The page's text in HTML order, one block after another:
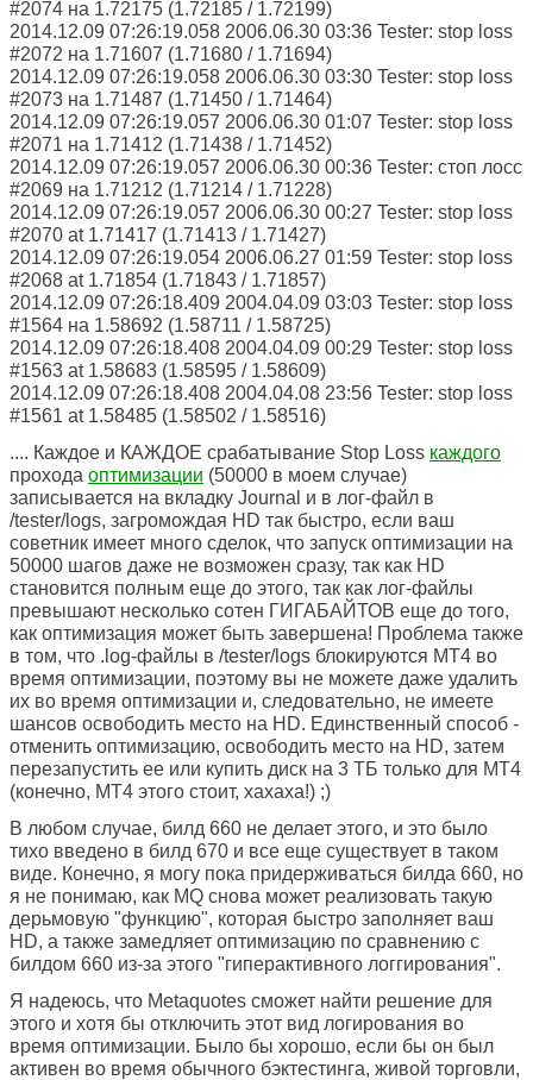
#2074 на 1.72175 (1.72185 / 1.72199)
2014.12.09 07:26:19.058 2006.06.30 03:36 Tester: stop loss
#2072 на 1.71607 (1.71680 / 1.71694)
2014.12.09 07:26:19.058 2006.06.30 03:30 Tester: stop loss
#2073 на 1.71487 (1.71450 / 1.71464)
2014.12.09 07:26:19.057 2006.06.30 01:07 Tester: stop loss
#2071 на 1.71412 (1.71438 / 1.71452)
2014.12.09 07:26:19.057 2006.06.30 00:36 Tester: стоп лосс
#2069 на 1.71212 (1.71214 / 1.71228)
2014.12.09 07:26:19.057 2006.06.30 00:27 Tester: stop loss
#2070 at 1.71417 (1.71413 / 1.71427)
2014.12.09 07:26:19.054 2006.06.27 01:59 Tester: stop loss
#2068 at 1.71854 (1.71843 / 1.71857)
2014.12.09 07:26:18.409 2004.04.09 03:03 Tester: stop loss
#1564 на 1.58692 (1.58711 / 1.58725)
2014.12.09 07:26:18.408 2004.04.09 00:29 Tester: stop loss
#1563 at 1.58683 (1.58595 / 1.58609)
2014.12.09 07:26:18.408 2004.04.08 23:56 Tester: stop loss
#1561 at 1.58485 (1.58502 / 1.58516)
.... Каждое и КАЖДОЕ срабатывание Stop Loss каждого
прохода оптимизации (50000 в моем случае)
записывается на вкладку Journal и в лог-файл в
/tester/logs, загромождая HD так быстро, если ваш
советник имеет много сделок, что запуск оптимизации на
50000 шагов даже не возможен сразу, так как HD
становится полным еще до этого, так как лог-файлы
превышают несколько сотен ГИГАБАЙТОВ еще до того,
как оптимизация может быть завершена! Проблема также
в том, что .log-файлы в /tester/logs блокируются MT4 во
время оптимизации, поэтому вы не можете даже удалить
их во время оптимизации и, следовательно, не имеете
шансов освободить место на HD. Единственный способ -
отменить оптимизацию, освободить место на HD, затем
перезапустить ее или купить диск на 3 ТБ только для MT4
(конечно, MT4 этого стоит, хахаха!) ;)
В любом случае, билд 660 не делает этого, и это было
тихо введено в билд 670 и все еще существует в таком
виде. Конечно, я могу пока придерживаться билда 660, но
я не понимаю, как MQ снова может реализовать такую
дерьмовую "функцию", которая быстро заполняет ваш
HD, а также замедляет оптимизацию по сравнению с
билдом 660 из-за этого "гиперактивного логгирования".
Я надеюсь, что Metaquotes сможет найти решение для
этого и хотя бы отключить этот вид логирования во
время оптимизации. Было бы хорошо, если бы он был
активен во время обычного бэктестинга, живой торговли,